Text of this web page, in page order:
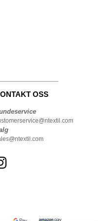
OSS